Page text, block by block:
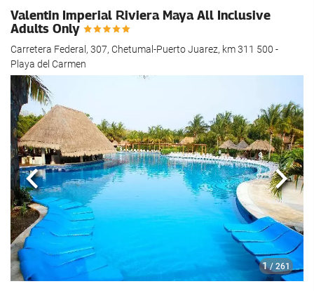
Valentin Imperial Riviera Maya All Inclusive
Adults Only
Carretera Federal, 307, Chetumal-Puerto Juarez, km 311 500 -
Playa del Carmen
1 / 261
Anterior